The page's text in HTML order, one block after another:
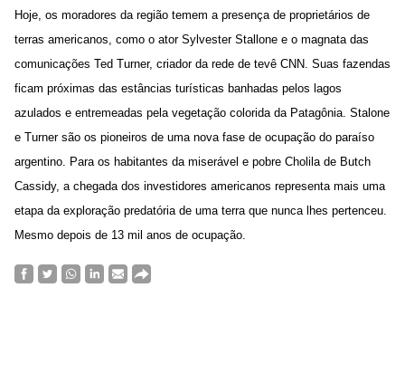
Hoje, os moradores da região temem a presença de proprietários de
terras americanos, como o ator Sylvester Stallone e o magnata das
comunicações Ted Turner, criador da rede de tevê CNN. Suas fazendas
ficam próximas das estâncias turísticas banhadas pelos lagos
azulados e entremeadas pela vegetação colorida da Patagônia. Stalone
e Turner são os pioneiros de uma nova fase de ocupação do paraíso
argentino. Para os habitantes da miserável e pobre Cholila de Butch
Cassidy, a chegada dos investidores americanos representa mais uma
etapa da exploração predatória de uma terra que nunca lhes pertenceu.
Mesmo depois de 13 mil anos de ocupação.